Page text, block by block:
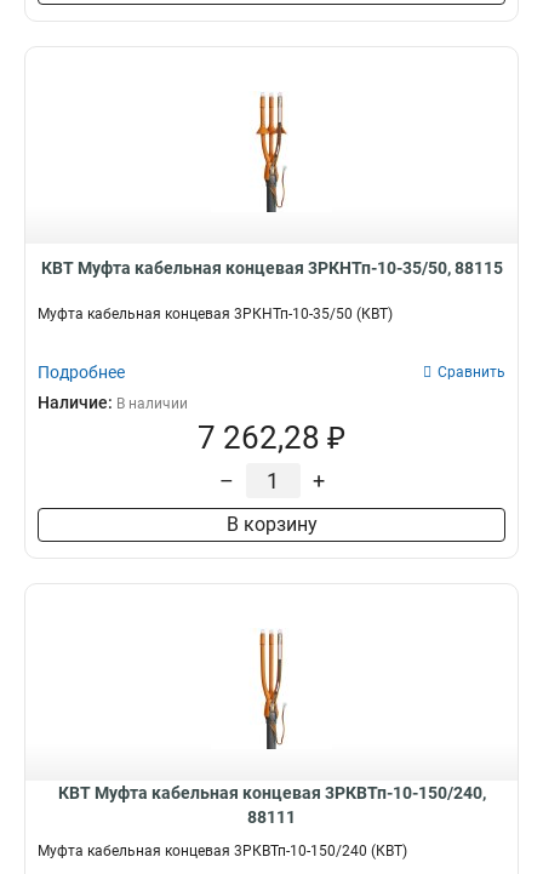
КВТ Муфта кабельная концевая 3РКНТп-10-35/50, 88115
Муфта кабельная концевая 3РКНТп-10-35/50 (КВТ)
Подробнее Сравнить
Наличие: В наличии
7 262,28 ₽
– +
В корзину
КВТ Муфта кабельная концевая 3РКВТп-10-150/240,
88111
Муфта кабельная концевая 3РКВТп-10-150/240 (КВТ)